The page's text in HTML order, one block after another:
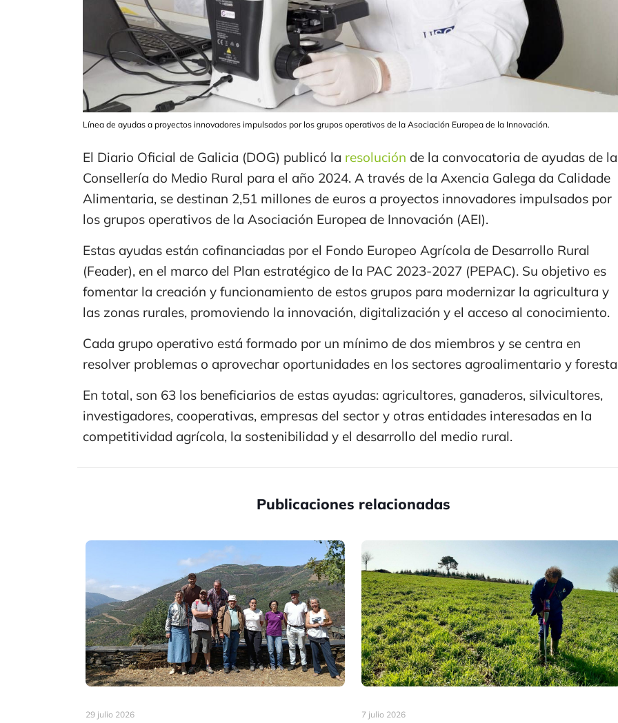
Línea de ayudas a proyectos innovadores impulsados por los grupos operativos de la Asociación Europea de la Innovación.
El Diario Oficial de Galicia (DOG) publicó la resolución de la convocatoria de ayudas de la
Consellería do Medio Rural para el año 2024. A través de la Axencia Galega da Calidade
Alimentaria, se destinan 2,51 millones de euros a proyectos innovadores impulsados por
los grupos operativos de la Asociación Europea de Innovación (AEI).
Estas ayudas están cofinanciadas por el Fondo Europeo Agrícola de Desarrollo Rural
(Feader), en el marco del Plan estratégico de la PAC 2023-2027 (PEPAC). Su objetivo es
fomentar la creación y funcionamiento de estos grupos para modernizar la agricultura y
las zonas rurales, promoviendo la innovación, digitalización y el acceso al conocimiento.
Cada grupo operativo está formado por un mínimo de dos miembros y se centra en
resolver problemas o aprovechar oportunidades en los sectores agroalimentario y
En total, son 63 los beneficiarios de estas ayudas: agricultores, ganaderos, silvicultores,
investigadores, cooperativas, empresas del sector y otras entidades interesadas en la
competitividad agrícola, la sostenibilidad y el desarrollo del medio rural.
Publicaciones relacionadas
29 julio 2026 7 julio 2026